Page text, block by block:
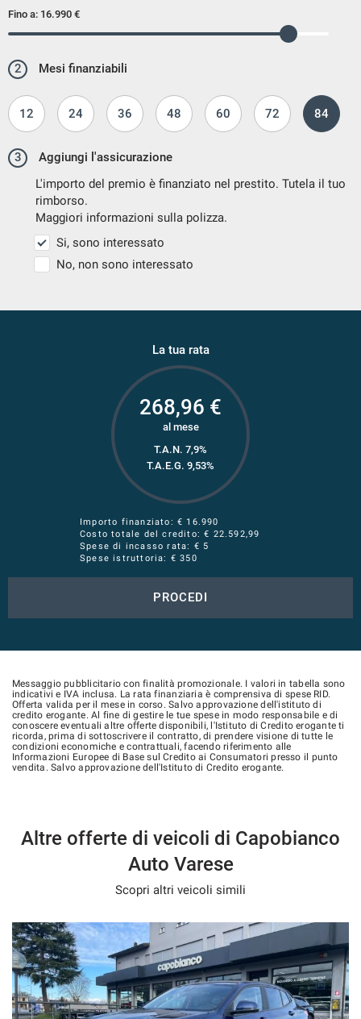
Fino a: 16.990 €
2 Mesi finanziabili
12 24 36 48 60 72 84
3
Aggiungi l'assicurazione
L'importo del premio è finanziato nel prestito. Tutela il tuo
rimborso.
Maggiori informazioni sulla polizza.
Si, sono interessato
No, non sono interessato
La tua rata
268,96 €
al mese
T.A.N. 7,9%
T.A.E.G. 9,53%
Importo finanziato: € 16.990
Costo totale del credito: € 22.592,99
Spese di incasso rata: € 5
Spese istruttoria: € 350
PROCEDI
Messaggio pubblicitario con finalità promozionale. I valori in tabella sono
indicativi e IVA inclusa. La rata finanziaria è comprensiva di spese RID.
Offerta valida per il mese in corso. Salvo approvazione dell'istituto di
credito erogante. Al fine di gestire le tue spese in modo responsabile e di
conoscere eventuali altre offerte disponibili, l'Istituto di Credito erogante ti
ricorda, prima di sottoscrivere il contratto, di prendere visione di tutte le
condizioni economiche e contrattuali, facendo riferimento alle
Informazioni Europee di Base sul Credito ai Consumatori presso il punto
vendita. Salvo approvazione dell'Istituto di Credito erogante.
Altre offerte di veicoli di Capobianco
Auto Varese
Scopri altri veicoli simili